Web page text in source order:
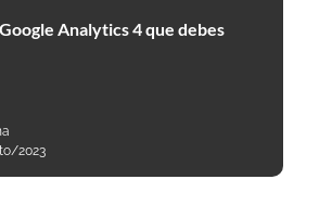
Analytics 4 que debes
2023